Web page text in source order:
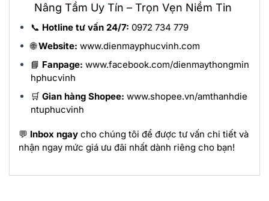
Nâng Tầm Uy Tín – Trọn Vẹn Niềm Tin
📞 Hotline tư vấn 24/7: 0972 734 779
🌐Website: www.dienmayphucvinh.com
📘 Fanpage: www.facebook.com/dienmaythongmin
hphucvinh
🛒 Gian hàng Shopee: www.shopee.vn/amthanhdie
ntuphucvinh
💬 Inbox ngay cho chúng tôi để được tư vấn chi tiết và
nhận ngay mức giá ưu đãi nhất dành riêng cho bạn!